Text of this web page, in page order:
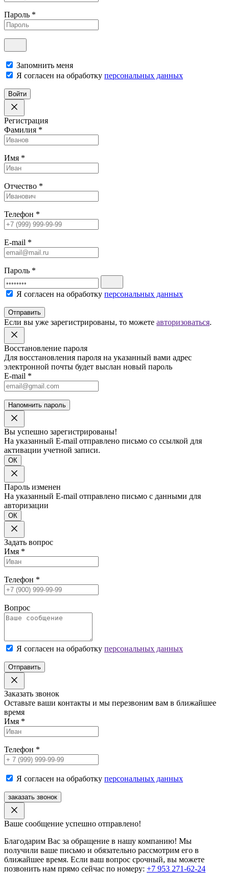
Пароль *
Запомнить меня
Я согласен на обработку персональных данных
Войти
Регистрация
Фамилия *
Имя *
Отчество *
Телефон *
E-mail *
Пароль *
Я согласен на обработку персональных данных
Отправить
Если вы уже зарегистрированы, то можете авторизоваться.
Восстановление пароля
Для восстановления пароля на указанный вами адрес
электронной почты будет выслан новый пароль
E-mail *
Напомнить пароль
Вы успешно зарегистрированы!
На указанный E-mail отправлено письмо со ссылкой для
активации учетной записи.
ОК
Пароль изменен
На указанный E-mail отправлено письмо с данными для
авторизации
ОК
Задать вопрос
Имя *
Телефон *
Вопрос
Я согласен на обработку персональных данных
Отправить
Заказать звонок
Оставьте ваши контакты и мы перезвоним вам в ближайшее
время
Имя *
Телефон *
Я согласен на обработку персональных данных
заказать звонок
Ваше сообщение успешно отправлено!
Благодарим Вас за обращение в нашу компанию! Мы
получили ваше письмо и обязательно рассмотрим его в
ближайшее время. Если ваш вопрос срочный, вы можете
позвонить нам прямо сейчас по номеру: +7 953 271-62-24